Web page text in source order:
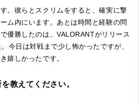
。彼らとスクリムをすると、確実に撃
ム内にいます。あとは時間と経験の問
優勝したのは、VALORANTがリリース
今日は対戦まで少し怖かったですが、
嬉しかったです。
教えてください。